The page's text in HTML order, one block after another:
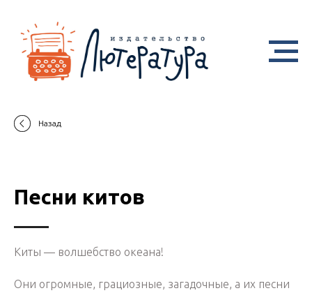
Назад
Песни китов
Киты — волшебство океана!
Они огромные, грациозные, загадочные, а их песни